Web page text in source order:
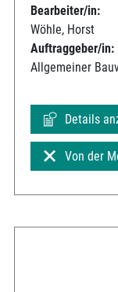
Bearbeiter/in:
Wöhle, Horst
Auftraggeber/in:
Allgemeiner
Details
Von der